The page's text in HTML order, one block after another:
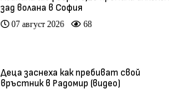
зад волана в София
07 август 2026 68
Деца заснеха как пребиват свой
връстник в Радомир (видео)